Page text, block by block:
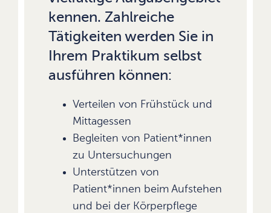
kennen. Zahlreiche
Tätigkeiten werden Sie in
Ihrem Praktikum selbst
ausführen können:
Verteilen von Frühstück und
Mittagessen
Begleiten von Patient*innen
zu Untersuchungen
Unterstützen von
Patient*innen beim Aufstehen
und bei der Körperpflege